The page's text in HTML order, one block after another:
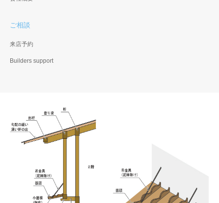
ご相談
来店予約
Builders support